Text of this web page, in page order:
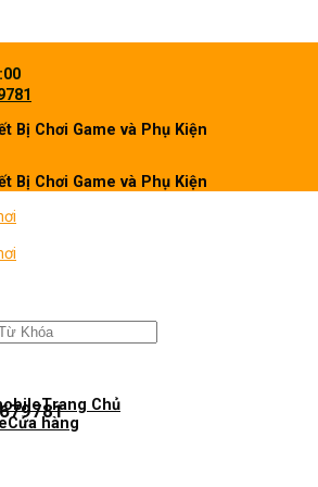
Bị Chơi Game và Phụ Kiện
Bị Chơi Game và Phụ Kiện
Trang Chủ
Cửa hàng